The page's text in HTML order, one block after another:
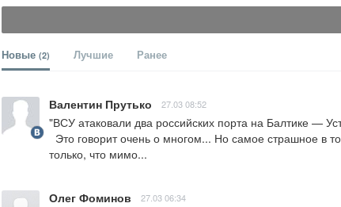
Новые (2) Лучшие Ранее
Валентин Прутько 27.03 08:52
"ВСУ атаковали два российских порта на Балтике —
только, что мимо...
Олег Фоминов 27.03 06:34